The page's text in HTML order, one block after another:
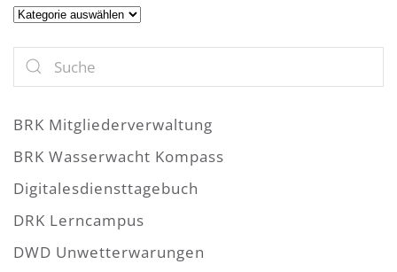
Artikel
BRK Mitgliederverwaltung
BRK Wasserwacht Kompass
Digitalesdiensttagebuch
DRK Lerncampus
DWD Unwetterwarungen